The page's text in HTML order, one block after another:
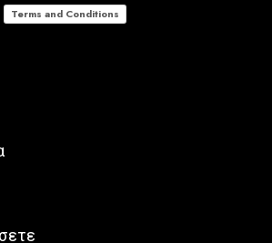
Terms and Conditions